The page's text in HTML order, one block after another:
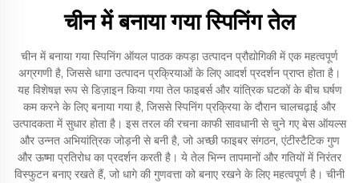
चीन में बनाया गया स्पिनिंग तेल
चीन में बनाया गया स्पिनिंग ऑयल पाठक कपड़ा उत्पादन प्रौद्योगिकी में एक महत्वपूर्ण
अग्रगणी है, जिससे धागा उत्पादन प्रक्रियाओं के लिए आदर्श प्रदर्शन प्राप्त होता है।
यह विशेषज्ञ रूप से डिज़ाइन किया गया तेल फाइबर्स और यांत्रिक घटकों के बीच घर्षण
कम करने के लिए बनाया गया है, जिससे स्पिनिंग प्रक्रिया के दौरान चालचढ़ाई और
उत्पादकता में सुधार होता है। इस तरल की रचना काफी सावधानी से चुने गए बेस ऑयल्स
और उन्नत अभियांत्रिक जोड़नी से बनी है, जो अच्छी फाइबर संगठन, एंटीस्टैटिक गुण
और ऊष्मा प्रतिरोध का प्रदर्शन करती है। ये तेल भिन्न तापमानों और गतियों में निरंतर
विस्फुटन बनाए रखते हैं, जो धागे की गुणवत्ता को बनाए रखने के लिए महत्वपूर्ण है। चीनी